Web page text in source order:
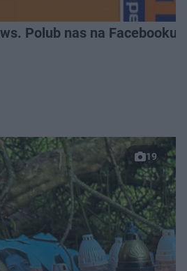
Polub nas na Facebooku!
19